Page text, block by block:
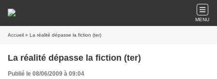
MENU
Accueil » La réalité dépasse la fiction (ter)
La réalité dépasse la fiction (ter)
Publié le 08/06/2009 à 09:04